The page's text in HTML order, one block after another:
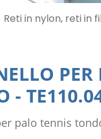
Reti in nylon, reti in
-
palo tennis